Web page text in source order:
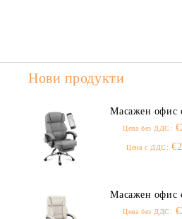
Нови продукти
Масажен офис
Цена без ДДС:
Цена с ДДС:
Масажен офис
Цена без ДДС: